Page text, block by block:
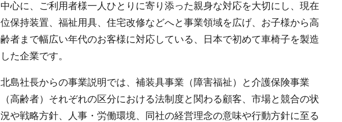
中心に、ご利用者様一人ひとりに寄り添った親身な対応を大切にし、現在
位保持装置、福祉用具、住宅改修などへと事業領域を広げ、お子様から高
齢者まで幅広い年代のお客様に対応している、日本で初めて車椅子を製造
した企業です。
北島社長からの事業説明では、補装具事業（障害福祉）と介護保険事業
（高齢者）それぞれの区分における法制度と関わる顧客、市場と競合の状
況や戦略方針、人事・労働環境、同社の経営理念の意味や行動方針に至る